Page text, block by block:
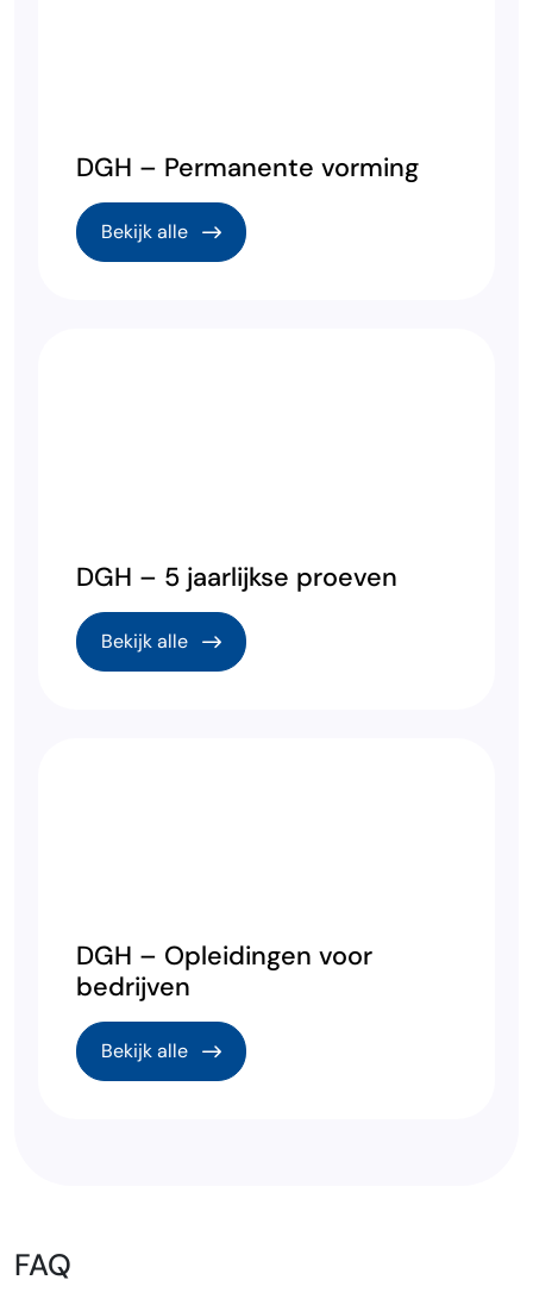
DGH – Permanente vorming
Bekijk alle
DGH – 5 jaarlijkse proeven
Bekijk alle
DGH – Opleidingen voor
bedrijven
Bekijk alle
FAQ